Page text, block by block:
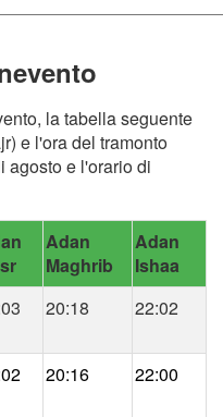
la tabella seguente
e l'ora del tramonto
agosto e l'orario di
Adan
Maghrib
Adan
Ishaa
20:18 22:02
20:16 22:00